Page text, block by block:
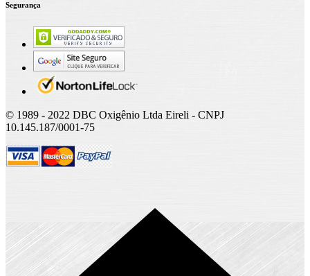
Segurança
© 1989 - 2022 DBC Oxigênio Ltda Eireli - CNPJ
10.145.187/0001-75